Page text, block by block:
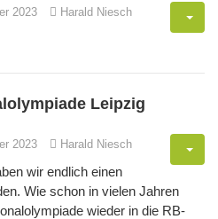
2023 Harald Niesch
Leipzig
2023 Harald Niesch
wir endlich einen
Wie schon in vielen Jahren
wieder in die RB-